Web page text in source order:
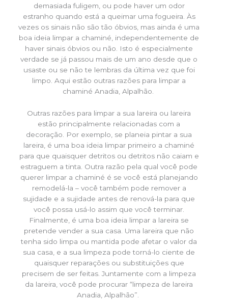
demasiada fuligem, ou pode haver um odor
estranho quando está a queimar uma fogueira. Às
vezes os sinais não são tão óbvios, mas ainda é uma
boa ideia limpar a chaminé, independentemente de
haver sinais óbvios ou não. Isto é especialmente
verdade se já passou mais de um ano desde que o
usaste ou se não te lembras da última vez que foi
limpo. Aqui estão outras razões para limpar a
chaminé Anadia, Alpalhão.
Outras razões para limpar a sua lareira ou lareira
estão principalmente relacionadas com a
decoração. Por exemplo, se planeia pintar a sua
lareira, é uma boa ideia limpar primeiro a chaminé
para que quaisquer detritos ou detritos não caiam e
estraguem a tinta. Outra razão pela qual você pode
querer limpar a chaminé é se você está planejando
remodelá-la – você também pode remover a
sujidade e a sujidade antes de renová-la para que
você possa usá-lo assim que você terminar.
Finalmente, é uma boa ideia limpar a lareira se
pretende vender a sua casa. Uma lareira que não
tenha sido limpa ou mantida pode afetar o valor da
sua casa, e a sua limpeza pode torná-lo ciente de
quaisquer reparações ou substituições que
precisem de ser feitas. Juntamente com a limpeza
da lareira, você pode procurar “limpeza de lareira
Anadia, Alpalhão”.